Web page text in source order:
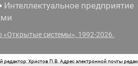
Интеллектуальное предприятие
системы», 1992-2026.
Христов П.В. Адрес электронной почты